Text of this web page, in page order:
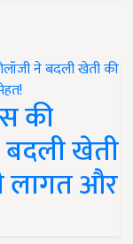
की
बदली खेती
लागत और